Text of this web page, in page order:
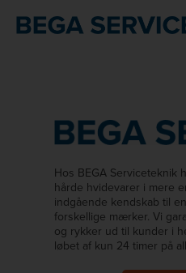
IC07
Hos BEGA Serviceteknik
hårde hvidevarer i mere
indgående kendskab til
forskellige mærker. Vi
og rykker ud til kunder i
løbet af kun 24 timer på